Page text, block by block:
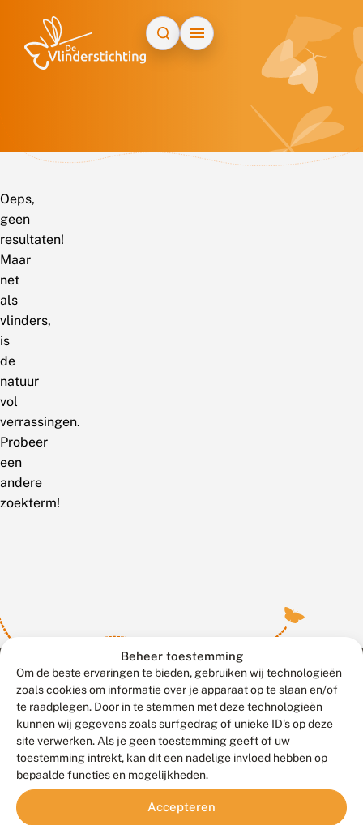
Beheer toestemming
Om de beste ervaringen te bieden, gebruiken wij technologieën
zoals cookies om informatie over je apparaat op te slaan en/of
te raadplegen. Door in te stemmen met deze technologieën
kunnen wij gegevens zoals surfgedrag of unieke ID's op deze
site verwerken. Als je geen toestemming geeft of uw
toestemming intrekt, kan dit een nadelige invloed hebben op
bepaalde functies en mogelijkheden.
Accepteren
Oeps,
geen
resultaten!
Maar
net
als
vlinders,
is
de
natuur
vol
verrassingen.
Probeer
een
andere
zoekterm!
Contact
Veelgestelde vragen
Meld waarnemingen© 2026 Vlinderstichting
Duurzaam ontwikkeld door
Go2People
, ontworpen door
Blue Field Agency
Privacy
Disclaimer
Sitemap